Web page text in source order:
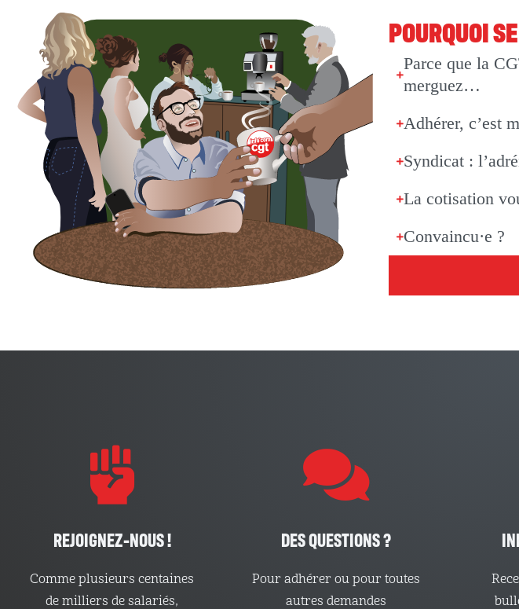
POURQUOI
Parce que la
merguez…
Adhérer, c’est
Syndicat :
La cotisation
Convaincu·e ?
REJOIGNEZ-NOUS !
Comme plusieurs centaines
de milliers de salariés,
DES QUESTIONS ?
Pour adhérer ou pour toutes
autres demandes